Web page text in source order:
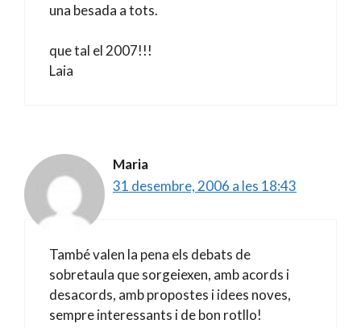
una besada a tots.
que tal el 2007!!!
Laia
Maria
31 desembre, 2006 a les 18:43
També valen la pena els debats de
sobretaula que sorgeiexen, amb acords i
desacords, amb propostes i idees noves,
sempre interessants i de bon rotllo!